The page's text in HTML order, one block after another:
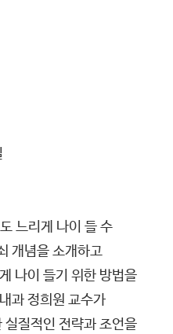
느리게 나이 들 수
개념을 소개하고
나이 들기 위한 방법을
과 정희원 교수가
실질적인 전략과 조언을